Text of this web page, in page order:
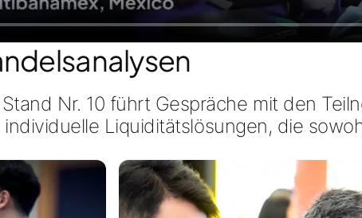
Stand Nr. 10 führt Gespräche mit den
individuelle Liquiditätslösungen, die